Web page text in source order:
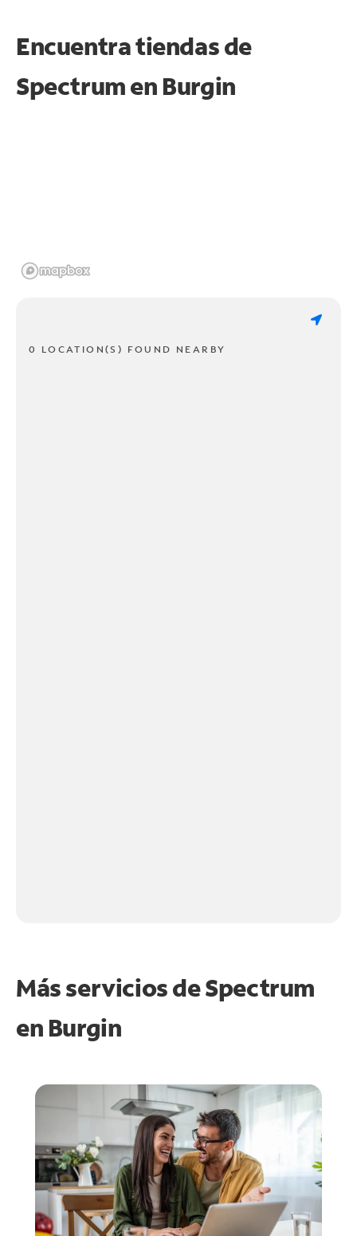
Encuentra tiendas de
Spectrum en Burgin
0 LOCATION(S) FOUND NEARBY
Más servicios de Spectrum
en Burgin